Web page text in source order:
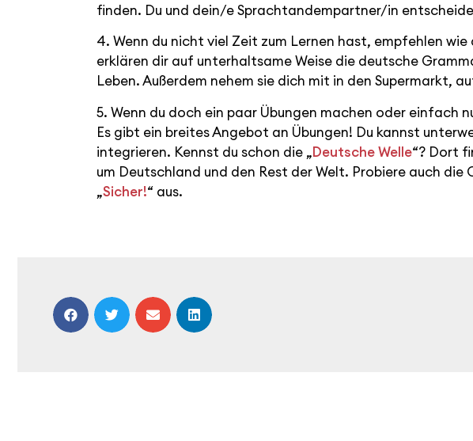
finden. Du und dein/e Sprachtandempartner/in
4. Wenn du nicht viel Zeit zum Lernen hast, empfehlen wie
erklären dir auf unterhaltsame Weise die deutsche
Leben. Außerdem nehem sie dich mit in den Supermarkt,
5. Wenn du doch ein paar Übungen machen oder
Es gibt ein breites Angebot an Übungen! Du kannst
integrieren. Kennst du schon die „Deutsche Welle“? Dort
um Deutschland und den Rest der Welt. Probiere auch die
„Sicher!“ aus.